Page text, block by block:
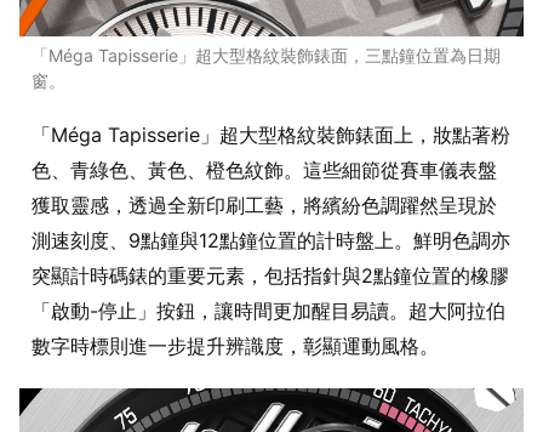
「Méga Tapisserie」超大型格紋裝飾錶面，三點鐘位置為日期
窗。
「Méga Tapisserie」超大型格紋裝飾錶面上，妝點著粉
色、青綠色、黃色、橙色紋飾。這些細節從賽車儀表盤
獲取靈感，透過全新印刷工藝，將繽紛色調躍然呈現於
測速刻度、9點鐘與12點鐘位置的計時盤上。鮮明色調亦
突顯計時碼錶的重要元素，包括指針與2點鐘位置的橡膠
「啟動-停止」按鈕，讓時間更加醒目易讀。超大阿拉伯
數字時標則進一步提升辨識度，彰顯運動風格。